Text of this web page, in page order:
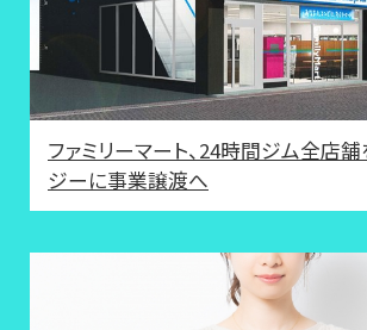
ファミリーマート、24時間ジム全店舗
ジーに事業譲渡へ